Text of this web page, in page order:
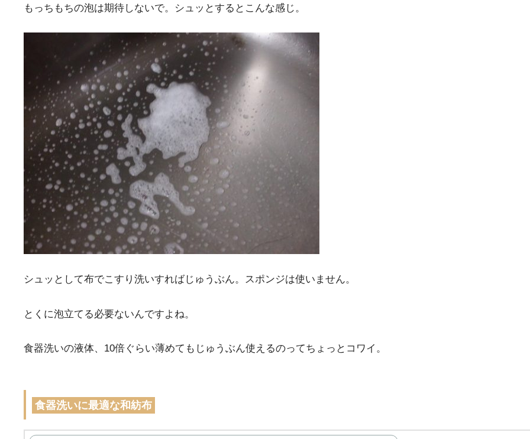
もっちもちの泡は期待しないで。シュッとするとこんな感じ。
シュッとして布でこすり洗いすればじゅうぶん。スポンジは使いません。
とくに泡立てる必要ないんですよね。
食器洗いの液体、10倍ぐらい薄めてもじゅうぶん使えるのってちょっとコワイ。
食器洗いに最適な和紡布